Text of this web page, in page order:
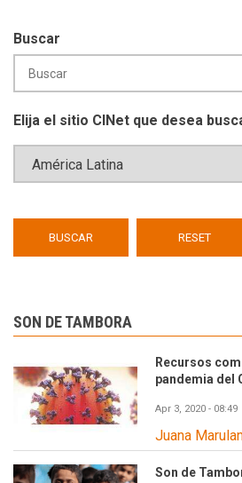
Buscar
Elija el sitio CINet que desea
SON DE TAMBORA
Recursos
pandemia del
Apr 3, 2020 - 08:49
Juana
Son de